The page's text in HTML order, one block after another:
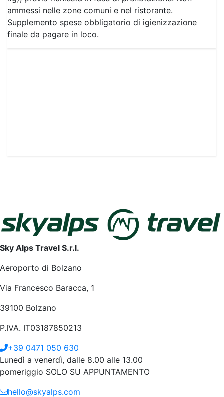
Aeroporto di Bolzano
Via Francesco Baracca, 1
39100 Bolzano
P.IVA. IT03187850213
+39 0471 050 630
pomeriggio SOLO SU APPUNTAMENTO
hello@skyalps.com
Azienda
Contatti